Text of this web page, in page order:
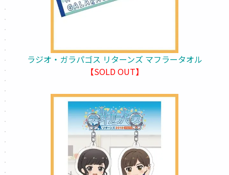
ラジオ・ガラパゴス リターンズ マフラータオル
【SOLD OUT】